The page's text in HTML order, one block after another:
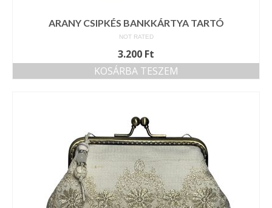
ARANY CSIPKÉS BANKKÁRTYA TARTÓ
NOT RATED
3.200 Ft
KOSÁRBA TESZEM